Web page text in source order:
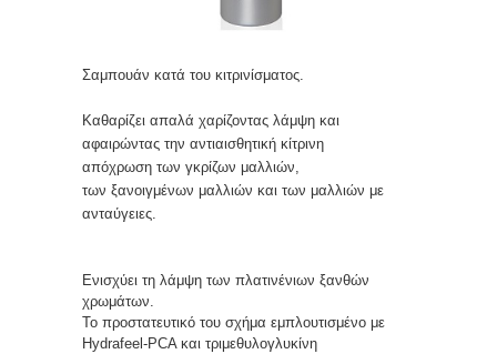
Σαμπουάν κατά του κιτρινίσματος.
Καθαρίζει απαλά χαρίζοντας λάμψη και
αφαιρώντας την αντιαισθητική κίτρινη
απόχρωση των γκρίζων μαλλιών,
των ξανοιγμένων μαλλιών και των μαλλιών με
ανταύγειες.
Ενισχύει τη λάμψη των πλατινένιων ξανθών
χρωμάτων.
Το προστατευτικό του σχήμα εμπλουτισμένο με
Hydrafeel-PCA και τριμεθυλογλυκίνη